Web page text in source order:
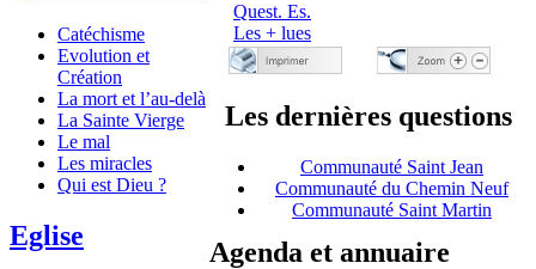
Catéchisme
Evolution et
Création
La mort et l’au-delà
La Sainte Vierge
Le mal
Les miracles
Qui est Dieu ?
Eglise
Quest. Es.
Les + lues
Les dernières questions
Communauté Saint Jean
Communauté du Chemin Neuf
Communauté Saint Martin
Agenda et annuaire